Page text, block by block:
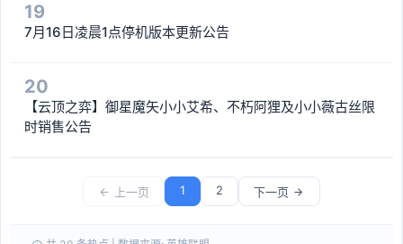
19
7月16日凌晨1点停机版本更新公告
20
【云顶之弈】御星魔矢小小艾希、不朽阿狸及小小薇古丝限
时销售公告
上一页 1 2 下一页